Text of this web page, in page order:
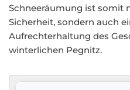
Schneeräumung ist somit
Sicherheit, sondern auch
Aufrechterhaltung des
winterlichen Pegnitz.